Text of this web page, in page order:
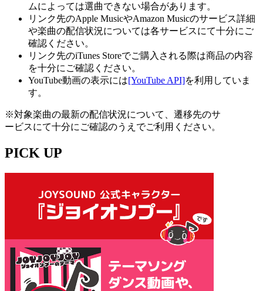
ムによっては選曲できない場合があります。
リンク先のApple MusicやAmazon Musicのサービス詳細
や楽曲の配信状況については各サービスにて十分にご
確認ください。
リンク先のiTunes Storeでご購入される際は商品の内容
を十分にご確認ください。
YouTube動画の表示には[YouTube API]を利用していま
す。
※対象楽曲の最新の配信状況について、遷移先のサ
ービスにて十分にご確認のうえでご利用ください。
PICK UP